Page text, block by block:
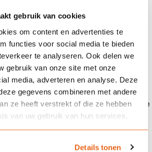
gebruik van cookies
om content en advertenties te
functies voor social media te bieden
te analyseren. Ook delen we
gebruik van onze site met onze
media, adverteren en analyse. Deze
gegevens combineren met andere
ze heeft verstrekt of die ze hebben
van uw gebruik van hun services.
Details tonen
brengen de specifieke risico’s van jouw
: We vergelijken verschillende
een passende offerte.
geven advies over maatregelen om schade
schade: Bij schade of een incident staan we
bij de afhandeling.